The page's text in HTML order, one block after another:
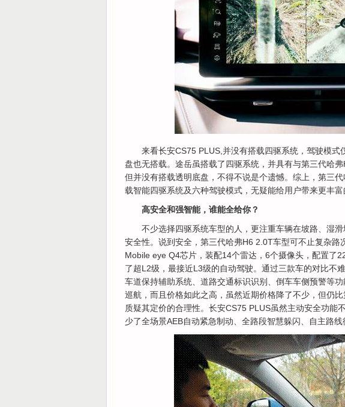
来看长安CS75 PLUS,并没有搭载四驱系统，驾驶模
盘也无搭载。途岳虽搭载了四驱系统，并具有与第三代哈
但并没有搭载透明底盘，不得不说是个遗憾。综上，第三
载智能四驱系统及六种驾驶模式，无疑能给用户带来更丰富
高安全和强智能，谁能全给你？
不少选择四驱系统车型的人，更注重车辆在坡路、湿
安全性。说到安全，第三代哈弗H6 2.0T车型可不止复杂路
Mobile eye Q4芯片，装配14个雷达，6个摄像头，配置了
了超L2级，最接近L3级的自动驾驶。通过三款车的对比不
车道保持辅助系统、道路交通标识识别、倒车车侧预警等
巡航，而且价格如此之高，虽然近期价格降了不少，但仍
质疑其定价的合理性。长安CS75 PLUS虽然主动安全功能
少了全场景AEB自动紧急制动、全路段智慧躲闪、自主路线